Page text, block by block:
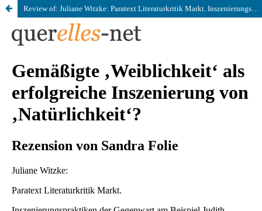
Review of: Juliane Witzke: Paratext Literaturkritik Markt. Inszenierungspraktiken der Gegenwart am Beispiel Judith Hermanns. Würzburg: Verlag Königshausen & Neumann 2017.